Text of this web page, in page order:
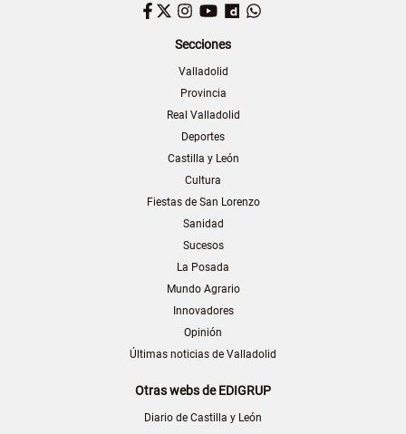
Facebook
TwitterInstagram
YouTubeDailymotion
Secciones
Valladolid
Provincia
Real Valladolid
Deportes
Castilla y León
Cultura
Fiestas de San Lorenzo
Sanidad
Sucesos
La Posada
Mundo Agrario
Innovadores
Opinión
Últimas noticias de Valladolid
Otras webs de EDIGRUP
Diario de Castilla y León